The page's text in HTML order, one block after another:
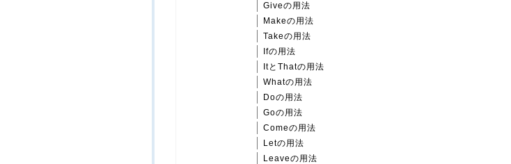
Giveの用法
Makeの用法
Takeの用法
Ifの用法
ItとThatの用法
Whatの用法
Doの用法
Goの用法
Comeの用法
Letの用法
Leaveの用法